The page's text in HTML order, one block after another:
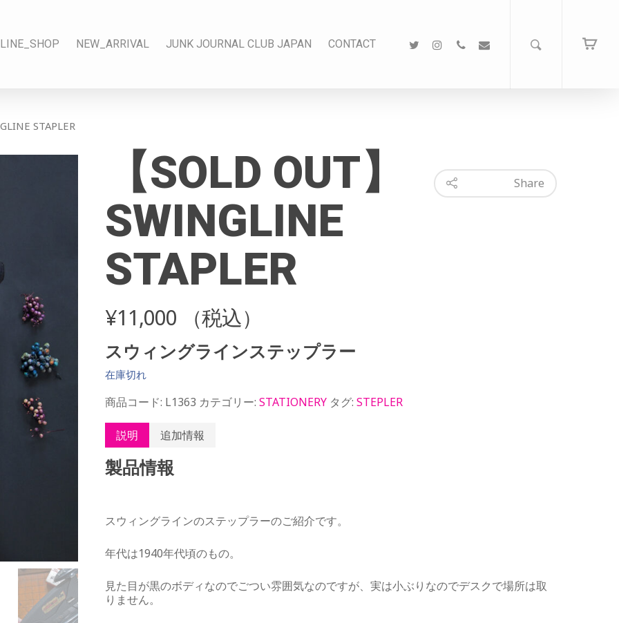
NEW_ARRIVAL JUNK JOURNAL CLUB JAPAN CONTACT
STAPLER
【SOLD OUT】
SWINGLINE
STAPLER
Share
¥11,000 （税込）
スウィングラインステップラー
在庫切れ
商品コード: L1363 カテゴリー: STATIONERY タグ: STEPLER
説明 追加情報
製品情報
スウィングラインのステップラーのご紹介です。
年代は1940年代頃のもの。
見た目が黒のボディなのでごつい雰囲気なのですが、実は小ぶりなのでデスクで場所は取
りません。